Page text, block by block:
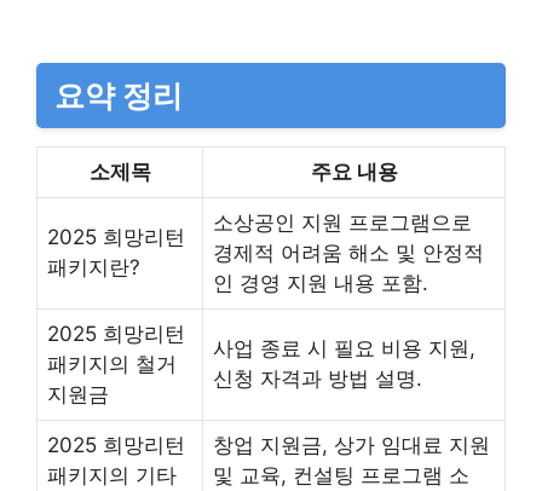
요약 정리
소제목 주요 내용
2025 희망리턴
패키지란?
소상공인 지원 프로그램으로
경제적 어려움 해소 및 안정적
인 경영 지원 내용 포함.
2025 희망리턴
패키지의 철거
지원금
사업 종료 시 필요 비용 지원,
신청 자격과 방법 설명.
2025 희망리턴
패키지의 기타
창업 지원금, 상가 임대료 지원
및 교육, 컨설팅 프로그램 소